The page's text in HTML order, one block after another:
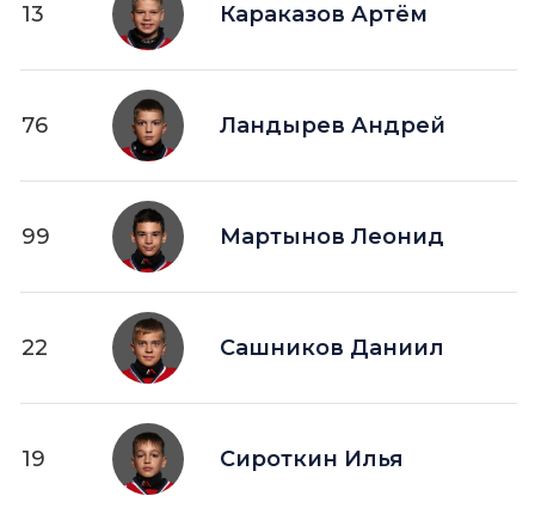
13 Караказов Артём
76 Ландырев Андрей
99 Мартынов Леонид
22 Сашников Даниил
19 Сироткин Илья